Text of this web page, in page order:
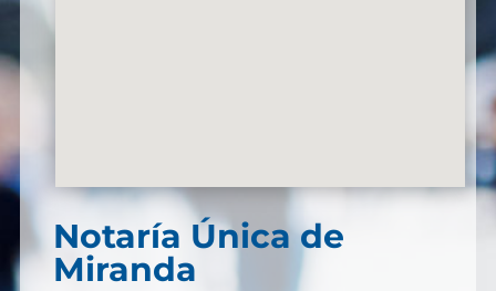
Notaría Única de
Miranda